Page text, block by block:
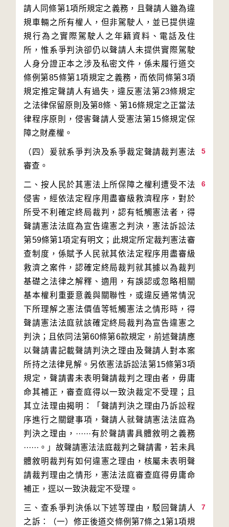
請人同條第1項所規定之義務，且聲請人雖為違
規車輛之所有權人，但非駕駛人，並已提供違
規行為之實際駕駛人之年籍資料、電話及住
所，惟系爭判決卻仍以聲請人未提供實際駕駛
人身分證正本之涉及私密文件，係未履行道交
條例第85條第1項規定之義務，而依同條第3項
規定推定聲請人有過失，違反憲法第23條規定
之法律保留原則及第8條、第16條規定之正當法
律程序原則，侵害聲請人受憲法第15條規定保
5
（四）爰就系爭判決及系爭裁定聲請裁判憲法
6
二、按人民於其憲法上所保障之權利遭受不法
侵害，經依法定程序用盡審級救濟程序，對於
所受不利確定終局裁判，認有牴觸憲法者，得
聲請憲法法庭為宣告違憲之判決，憲法訴訟法
第59條第1項定有明文；此規定所定裁判憲法審
查制度，係賦予人民就其依法定程序用盡審級
救濟之案件，認確定終局裁判就其據以為裁判
基礎之法律之解釋、適用，有誤認或忽略相關
基本權利重要意義與關聯性，或違反通常情況
下所理解之憲法價值等牴觸憲法之情形時，得
聲請憲法法庭就該確定終局裁判為宣告違憲之
判決；且依同法第60條第6款規定，前述聲請應
以聲請書記載聲請判決之理由及聲請人對本案
所持之法律見解。另依憲法訴訟法第15條第3項
規定，聲請書未表明聲請裁判之理由者，毋庸
命其補正，審查庭得以一致決裁定不受理；且
其立法理由揭明：「聲請判決之理由乃訴訟程
序進行之關鍵事項，聲請人就聲請憲法法庭為
判決之理由，······有於聲請書具體敘明之義務
······。」故聲請憲法法庭裁判之聲請書，若未具
體敘明裁判有如何違憲之理由，核屬未表明聲
請裁判理由之情形，憲法法庭審查庭得毋庸命
7
三、查系爭判決係以下述等理由，駁回聲請人
之訴：（一）修正後道交條例第7條之1第1項規